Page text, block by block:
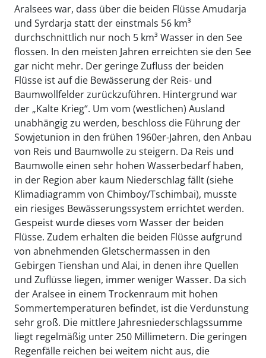
Aralsees war, dass über die beiden Flüsse Amudarja
und Syrdarja statt der einstmals 56 km³
durchschnittlich nur noch 5 km³ Wasser in den See
flossen. In den meisten Jahren erreichten sie den See
gar nicht mehr. Der geringe Zufluss der beiden
Flüsse ist auf die Bewässerung der Reis- und
Baumwollfelder zurückzuführen. Hintergrund war
der „Kalte Krieg“. Um vom (westlichen) Ausland
unabhängig zu werden, beschloss die Führung der
Sowjetunion in den frühen 1960er-Jahren, den Anbau
von Reis und Baumwolle zu steigern. Da Reis und
Baumwolle einen sehr hohen Wasserbedarf haben,
in der Region aber kaum Niederschlag fällt (siehe
Klimadiagramm von Chimboy/Tschimbai), musste
ein riesiges Bewässerungssystem errichtet werden.
Gespeist wurde dieses vom Wasser der beiden
Flüsse. Zudem erhalten die beiden Flüsse aufgrund
von abnehmenden Gletschermassen in den
Gebirgen Tienshan und Alai, in denen ihre Quellen
und Zuflüsse liegen, immer weniger Wasser. Da sich
der Aralsee in einem Trockenraum mit hohen
Sommertemperaturen befindet, ist die Verdunstung
sehr groß. Die mittlere Jahresniederschlagssumme
liegt regelmäßig unter 250 Millimetern. Die geringen
Regenfälle reichen bei weitem nicht aus, die